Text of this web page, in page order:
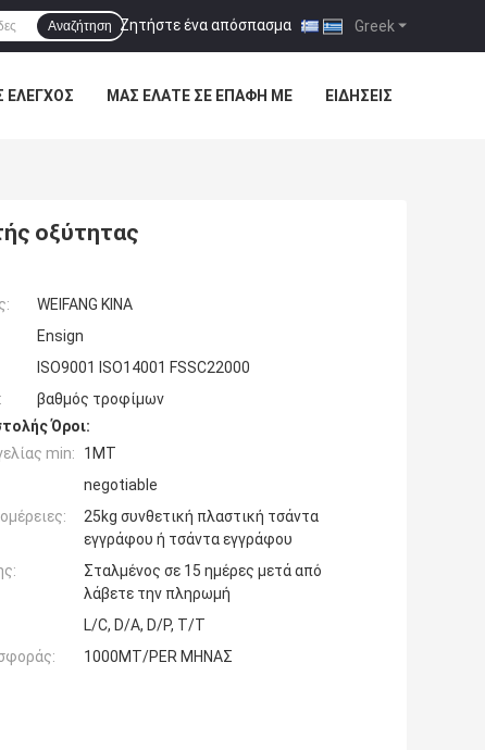
Greek
Ζητήστε ένα απόσπασμα |
Αναζήτηση
ΈΛΕΓΧΟΣ ΜΑΣ ΕΛΆΤΕ ΣΕ ΕΠΑΦΉ ΜΕ ΕΙΔΉΣΕΙΣ
οξύτητας
WEIFANG ΚΙΝΑ
Ensign
ISO9001 ISO14001 FSSC22000
βαθμός τροφίμων
Όροι:
min:
1MT
negotiable
25kg συνθετική πλαστική τσάντα
εγγράφου ή τσάντα εγγράφου
Σταλμένος σε 15 ημέρες μετά από
λάβετε την πληρωμή
L/C, D/A, D/P, T/T
1000MT/PER ΜΗΝΑΣ